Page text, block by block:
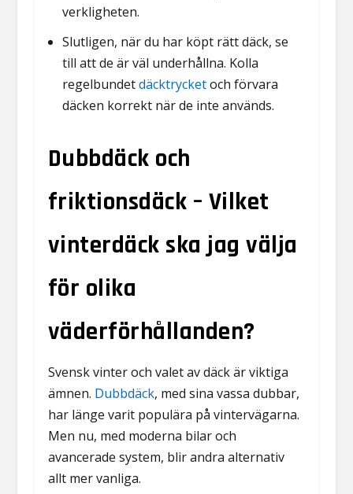
verkligheten.
Slutligen, när du har köpt rätt däck, se
till att de är väl underhållna. Kolla
regelbundetdäcktrycketoch förvara
däcken korrekt när de inte används.
Dubbdäck och
friktionsdäck – Vilket
vinterdäck ska jag välja
för olika
väderförhållanden?
Svensk vinter och valet av däck är viktiga
ämnen. Dubbdäck, med sina vassa dubbar,
har länge varit populära på vintervägarna.
Men nu, med moderna bilar och
avancerade system, blir andra alternativ
allt mer vanliga.